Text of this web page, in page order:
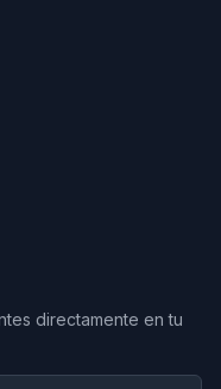
directamente en tu